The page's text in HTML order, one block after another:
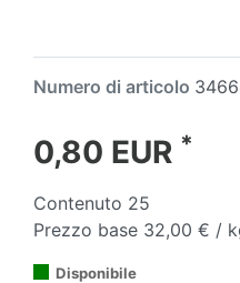
Numero di articolo
0,80 EUR *
Contenuto 25
Prezzo base 32,00 € /
Disponibile